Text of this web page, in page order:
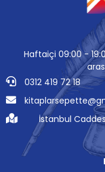
Haftaiçi 09:00 -
0312 419 72 18
İstanbul